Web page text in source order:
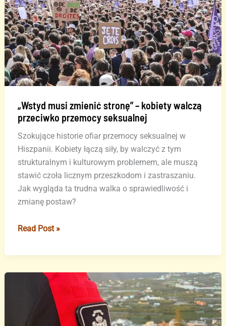
psychicznej
„Wstyd musi zmienić stronę” – kobiety walczą
przeciwko przemocy seksualnej
Szokujące historie ofiar przemocy seksualnej w
Hiszpanii. Kobiety łączą siły, by walczyć z tym
strukturalnym i kulturowym problemem, ale muszą
stawić czoła licznym przeszkodom i zastraszaniu.
Jak wygląda ta trudna walka o sprawiedliwość i
zmianę postaw?
„Wstyd
zmienić
walczą
przeciwko
Read Post »